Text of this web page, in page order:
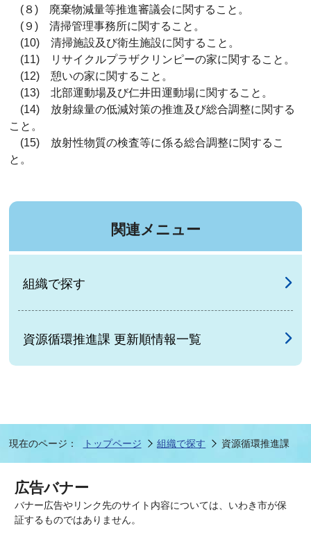
(８) 廃棄物減量等推進審議会に関すること。
(９) 清掃管理事務所に関すること。
(10) 清掃施設及び衛生施設に関すること。
(11) リサイクルプラザクリンピーの家に関すること。
(12) 憩いの家に関すること。
(13) 北部運動場及び仁井田運動場に関すること。
(14) 放射線量の低減対策の推進及び総合調整に関する
こと。
(15) 放射性物質の検査等に係る総合調整に関するこ
と。
関連メニュー
組織で探す
資源循環推進課 更新順情報一覧
現在のページ： トップページ 組織で探す 資源循環推進課
広告バナー
バナー広告やリンク先のサイト内容については、いわき市が保
証するものではありません。